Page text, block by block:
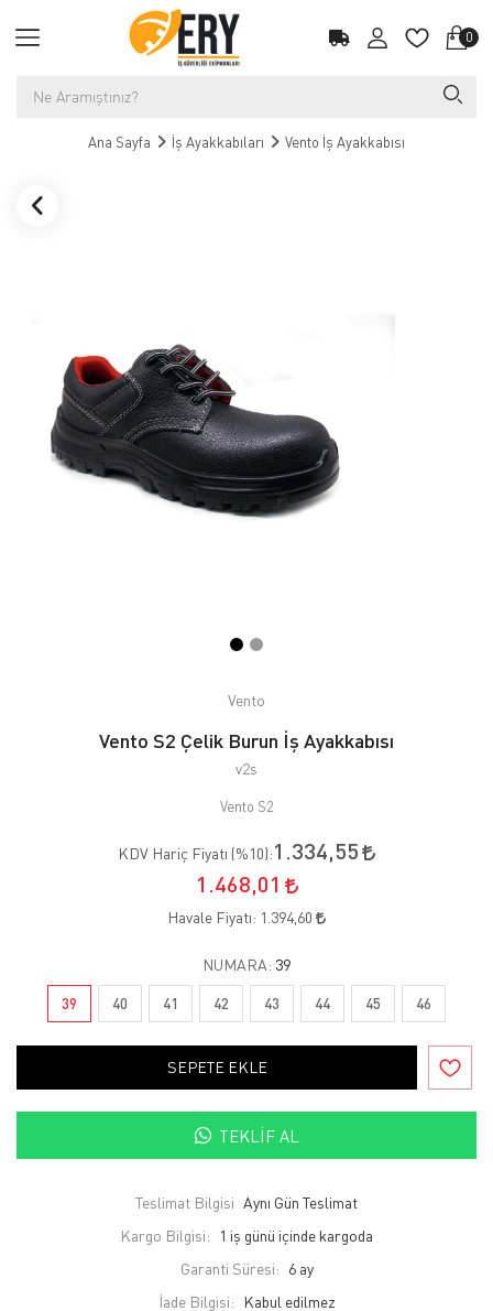
0
Ana Sayfa İş Ayakkabıları Vento İş Ayakkabısı
Vento
Vento S2 Çelik Burun İş Ayakkabısı
v2s
Vento S2
KDV Hariç Fiyatı (%10):1.334,55
1.468,01
Havale Fiyatı: 1.394,60
NUMARA: 39
39 40 41 42 43 44 45 46
SEPETE EKLE
TEKLIF AL
Teslimat Bilgisi Aynı Gün Teslimat
Kargo Bilgisi:
1 iş günü içinde kargoda
Garanti Süresi: 6 ay
İade Bilgisi: